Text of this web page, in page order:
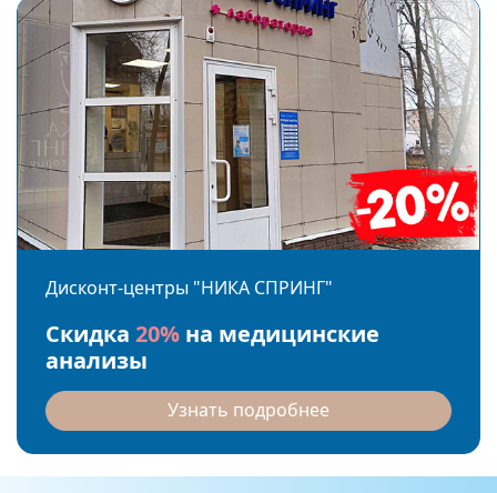
Дисконт-центры "НИКА СПРИНГ"
Скидка 20% на медицинские
анализы
Узнать подробнее